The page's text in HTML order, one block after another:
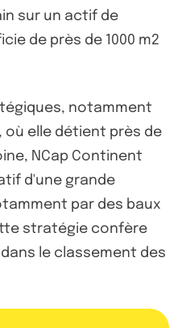
sur un actif de
de près de 1000 m2
notamment
où elle détient près de
NCap Continent
d'une grande
par des baux
stratégie confère
dans le classement des